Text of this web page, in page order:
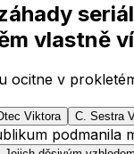
vlastně
ocitne v
Viktora C. Sestra
podmanila